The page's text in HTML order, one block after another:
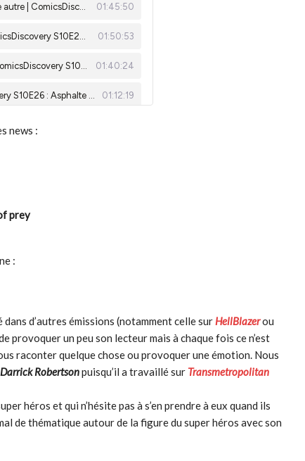
news :
prey
:
d’autres émissions (notamment celle surHellBlazerou
provoquer un peu son lecteur mais à chaque fois ce n’est
raconter quelque chose ou provoquer une émotion. Nous
Darrick Robertsonpuisqu’il a travaillé sur Transmetropolitan
héros et qui n’hésite pas à s’en prendre à eux quand ils
de thématique autour de la figure du super héros avec son